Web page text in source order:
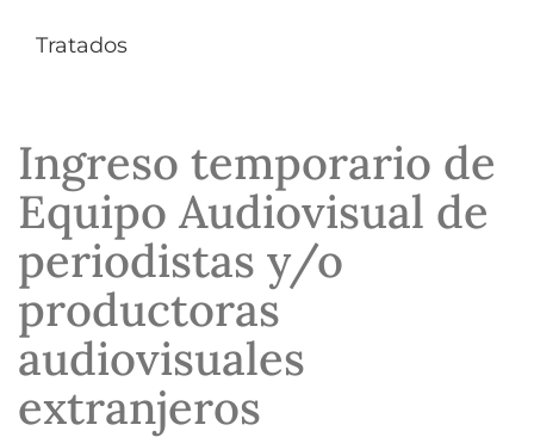
Tratados
Ingreso temporario de
Equipo Audiovisual de
periodistas y/o
productoras
audiovisuales
extranjeros